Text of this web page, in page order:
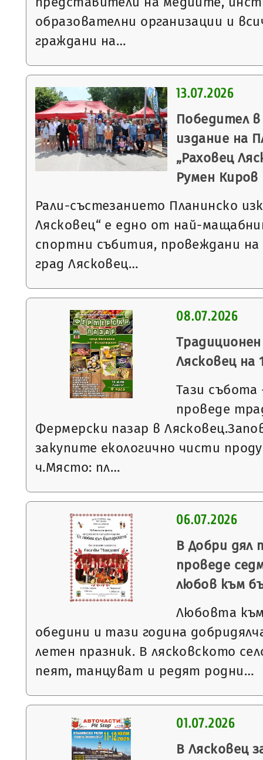
образователни организации и
граждани на…
13.07.2026
Победител
издание на
„Раховец
Румен Киров
Рали-състезанието Планинско
Лясковец“ е едно от най-
спортни събития, провеждани
град Лясковец…
08.07.2026
Лясковец на
Тази събота
проведе
Фермерски пазар в
закупите екологично чисти
ч.Място: пл…
06.07.2026
В Добри дял
проведе
любов към
Любовта
обедини и тази година
летен празник. В лясковското
пеят, танцуват и редят родни…
01.07.2026
В Лясковец